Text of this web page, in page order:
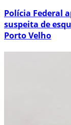
Polícia Federal
suspeita de
Porto Velho